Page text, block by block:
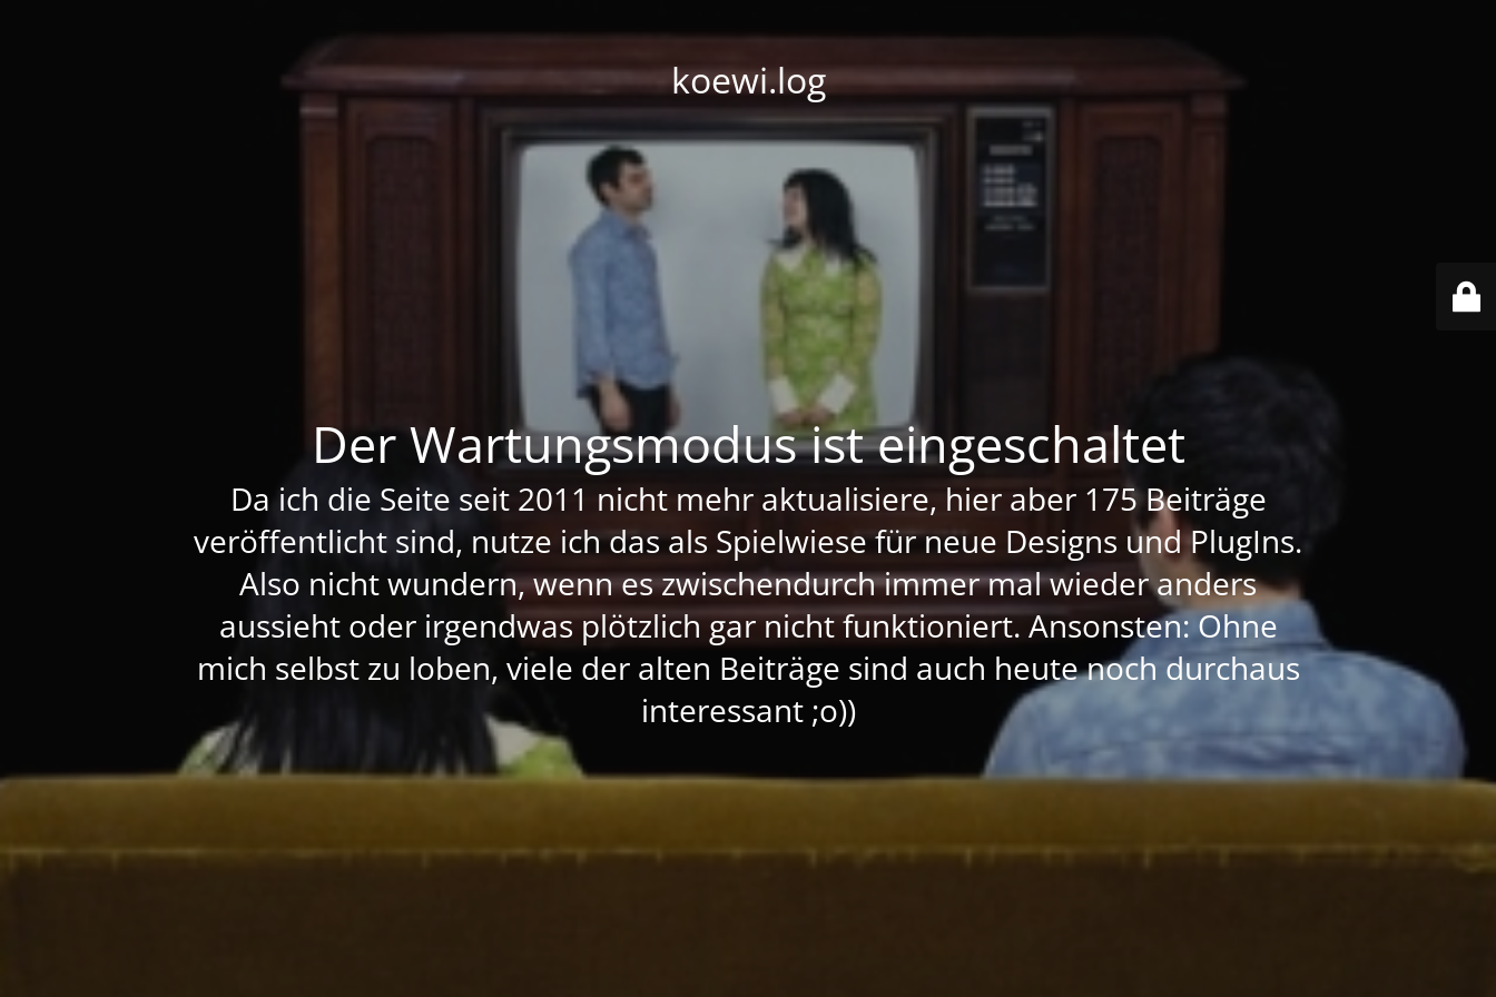
koewi.log
Der Wartungsmodus ist eingeschaltet
Da ich die Seite seit 2011 nicht mehr aktualisiere, hier aber 175 Beiträge
veröffentlicht sind, nutze ich das als Spielwiese für neue Designs und PlugIns.
Also nicht wundern, wenn es zwischendurch immer mal wieder anders
aussieht oder irgendwas plötzlich gar nicht funktioniert. Ansonsten: Ohne
mich selbst zu loben, viele der alten Beiträge sind auch heute noch durchaus
interessant ;o))